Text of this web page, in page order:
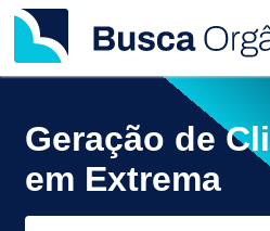
Geração de
em Extrema